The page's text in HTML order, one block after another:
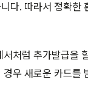
다. 따라서 정확한
처럼 추가발급을
우 새로운 카드를